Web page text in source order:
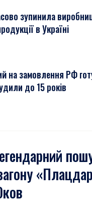
зупинила
в Україні
на замовлення РФ
до 15 років